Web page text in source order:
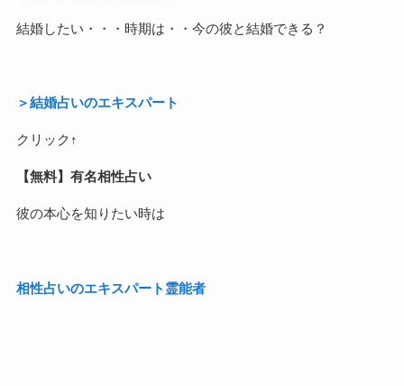
結婚したい・・・時期は・・今の彼と結婚できる？
＞結婚占いのエキスパート
クリック↑
【無料】有名相性占い
彼の本心を知りたい時は
相性占いのエキスパート霊能者